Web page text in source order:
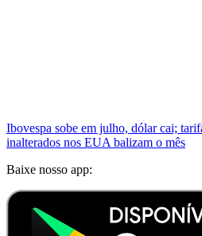
Ibovespa sobe em julho, dólar cai;
inalterados nos EUA balizam o mês
Baixe nosso app: